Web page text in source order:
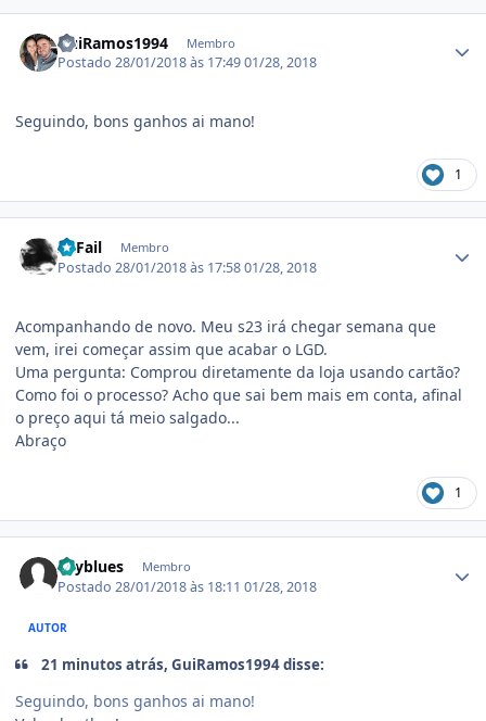
GuiRamos1994 Membro
Postado28/01/2018 às 17:4901/28, 2018
Seguindo, bons ganhos ai mano!
1
I'llFail Membro
Postado28/01/2018 às 17:5801/28, 2018
Acompanhando de novo. Meu s23 irá chegar semana que
vem, irei começar assim que acabar o LGD.
Uma pergunta: Comprou diretamente da loja usando cartão?
Como foi o processo? Acho que sai bem mais em conta, afinal
o preço aqui tá meio salgado...
Abraço
1
skyblues Membro
Postado28/01/2018 às 18:1101/28, 2018
AUTOR
21 minutos atrás, GuiRamos1994 disse:
Seguindo, bons ganhos ai mano!